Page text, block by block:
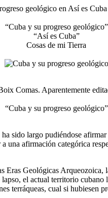
“Cuba y su progreso geológico”
“Así es Cuba”
Cosas de mi Tierra
Comas. Aparentemente
“Cuba y su progreso geológico”
sido largo pudiéndose
una afirmación categórica
Eras Geológicas
el actual territorio
terráqueas, cual si hubiesen